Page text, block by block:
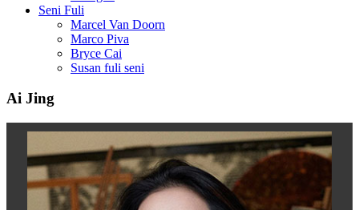
Seni Fuli
Marcel Van Doorn
Marco Piva
Bryce Cai
Susan fuli seni
Ai Jing